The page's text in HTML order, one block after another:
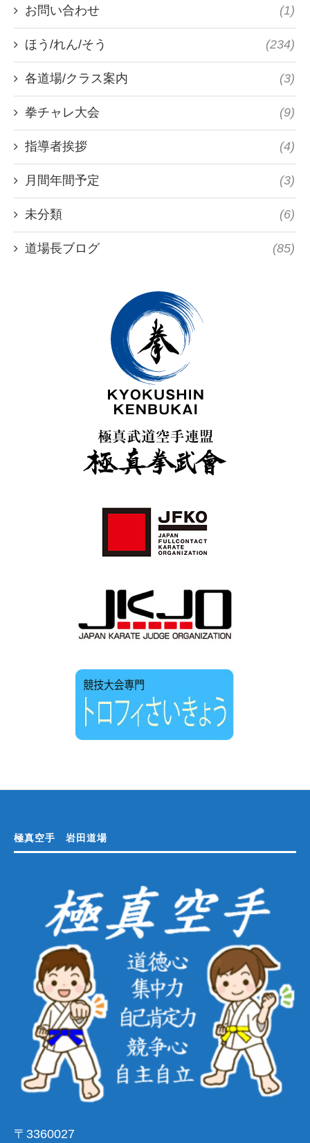
お問い合わせ (1)
ほう/れん/そう (234)
各道場/クラス案内 (3)
拳チャレ大会 (9)
指導者挨拶 (4)
月間年間予定 (3)
未分類 (6)
道場長ブログ (85)
極真空手 岩田道場
〒3360027